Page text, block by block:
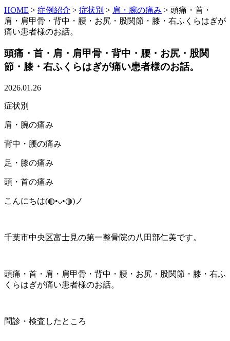
HOME > 症例紹介 > 症状別 > 肩・腕の痛み > 頭痛・首・
肩・肩甲骨・背中・腰・お尻・股関節・膝・右ふくらはぎが
痛い患者様のお話。
頭痛・首・肩・肩甲骨・背中・腰・お尻・股関
節・膝・右ふくらはぎが痛い患者様のお話。
2026.01.26
症状別
肩・腕の痛み
背中・腰の痛み
足・膝の痛み
頭・首の痛み
こんにちは(⁠◍⁠•⁠ᴗ⁠•⁠◍⁠)ノ
千葉市中央区富士見の第一整骨院の八田部仁美です。
頭痛・首・肩・肩甲骨・背中・腰・お尻・股関節・膝・右ふ
くらはぎが痛い患者様のお話。
問診・検査したところ